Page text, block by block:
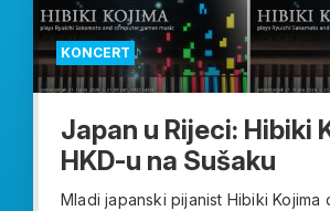
KONCERT
Japan u Rijeci: Hibiki
HKD-u na Sušaku
Mladi japanski pijanist Hibiki Kojima